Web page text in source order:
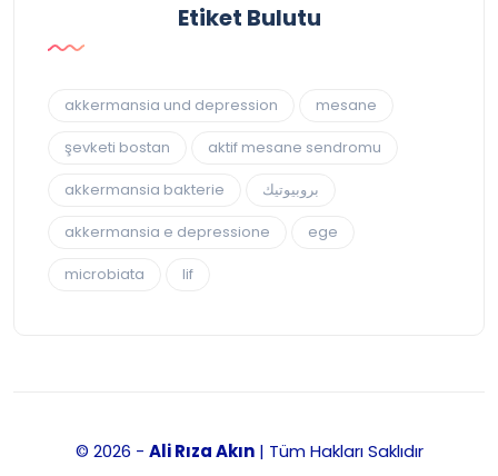
Etiket Bulutu
akkermansia und depression
mesane
şevketi bostan
aktif mesane sendromu
akkermansia bakterie
بروبيوتيك
akkermansia e depressione
ege
microbiata
lif
© 2026 - Ali Rıza Akın| Tüm Hakları Saklıdır